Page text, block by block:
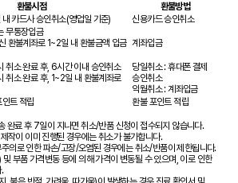
환불시점
환불방법
카드사 승인취소(영업일 기준) 신용카드 승인취소
무통장입금
환불계좌로 1~2일 내 환불금액 입금 계좌입금
취소 완료 후, 6시간 이내 승인취소
취소 완료 후, 1~2일 내 환불계좌로
당일취소 : 휴대폰 결제
승인취소
익월취소 : 계좌입금
트 적립
환불 포인트 적립
완료 후 7일이 지나면 취소/반품 신청이 접수되지 않습니다.
작이 이미 진행된 경우에는 취소가 불가합니다.
의로 인한 파손/고장/오염된 경우에는 취소/반품이 제한됩니다.
부품 가격변동 등에 의해 가격이 변동될 수 있으며, 이로 인한